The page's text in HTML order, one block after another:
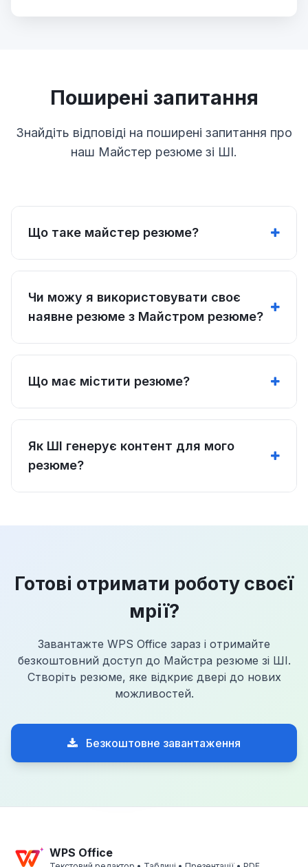
Поширені запитання
Знайдіть відповіді на поширені запитання про
наш Майстер резюме зі ШІ.
Що таке майстер резюме?
Чи можу я використовувати своє
наявне резюме з Майстром резюме?
Що має містити резюме?
Як ШІ генерує контент для мого
резюме?
Готові отримати роботу своєї
мрії?
Завантажте WPS Office зараз і отримайте
безкоштовний доступ до Майстра резюме зі ШІ.
Створіть резюме, яке відкриє двері до нових
можливостей.
Безкоштовне завантаження
WPS Office